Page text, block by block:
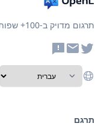
תרגום מדויק ב-100+ שפות באמצעות בינה מלאכותית
תרגם